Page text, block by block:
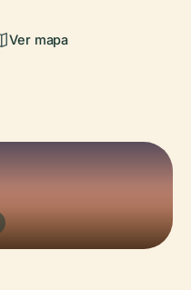
Ver mapa